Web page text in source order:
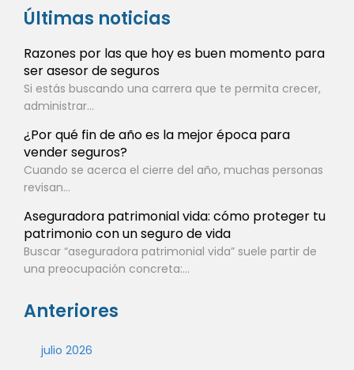
Últimas noticias
Razones por las que hoy es buen momento para
ser asesor de seguros
Si estás buscando una carrera que te permita crecer,
administrar...
¿Por qué fin de año es la mejor época para
vender seguros?
Cuando se acerca el cierre del año, muchas personas
revisan...
Aseguradora patrimonial vida: cómo proteger tu
patrimonio con un seguro de vida
Buscar “aseguradora patrimonial vida” suele partir de
una preocupación concreta:...
Anteriores
julio 2026